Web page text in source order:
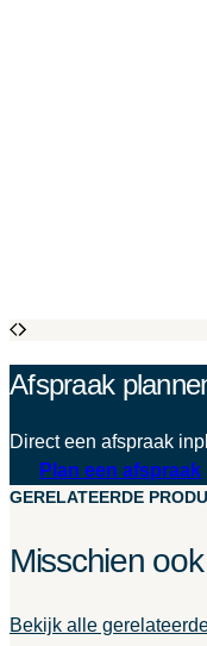
Afspraak
Direct een afspraak
Plan een afspraak
GERELATEERDE
Misschien
Bekijk alle